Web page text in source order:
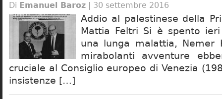
Di Emanuel Baroz | 30 settembre 2016
Addio al palestinese della
Mattia Feltri Si è spento
una lunga malattia, Nemer
mirabolanti avventure
cruciale al Consiglio europeo di Venezia
insistenze […]